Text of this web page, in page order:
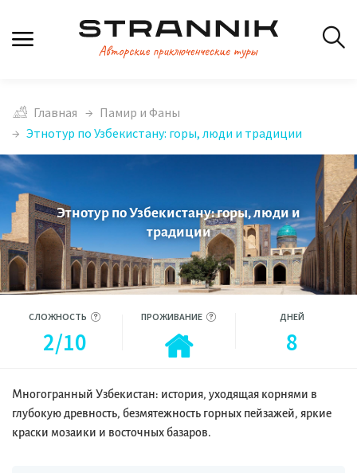
Главная
Памир и Фаны
Этнотур по Узбекистану: горы, люди и традиции
Этнотур по Узбекистану: горы, люди и
традиции
СЛОЖНОСТЬ
2/10
ПРОЖИВАНИЕ ДНЕЙ
8
Многогранный Узбекистан: история, уходящая корнями в
глубокую древность, безмятежность горных пейзажей, яркие
краски мозаики и восточных базаров.